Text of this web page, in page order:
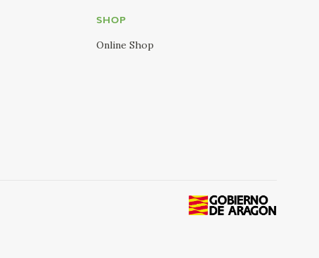
SHOP
Online Shop